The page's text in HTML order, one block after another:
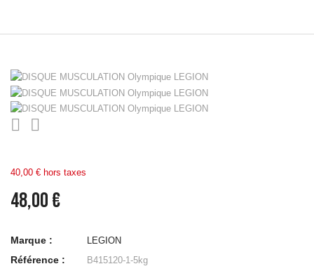
 
40,00 € hors taxes
48,00 €
Marque : LEGION
Référence : B415120-1-5kg